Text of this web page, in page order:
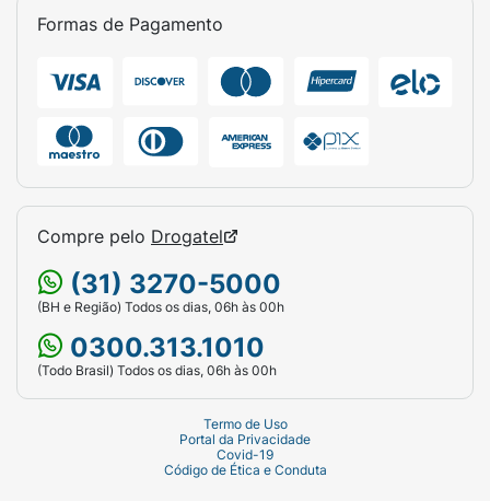
Formas de Pagamento
Compre pelo Drogatel
(31) 3270-5000
(BH e Região) Todos os dias, 06h às 00h
0300.313.1010
(Todo Brasil) Todos os dias, 06h às 00h
Termo de Uso
Portal da Privacidade
Covid-19
Código de Ética e Conduta